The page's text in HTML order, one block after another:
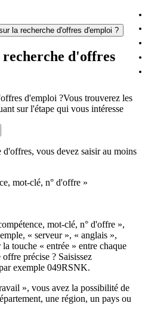
la recherche d'offres d'emploi ?
d'offres
d'emploi ?Vous trouverez les
sur l'étape qui vous intéresse
d'offres, vous devez saisir au moins
mot-clé, n° d'offre »
mot-clé, n° d'offre »,
« serveur », « anglais »,
touche « entrée » entre chaque
précise ? Saisissez
exemple 049RSNK.
», vous avez la possibilité de
une région, un pays ou